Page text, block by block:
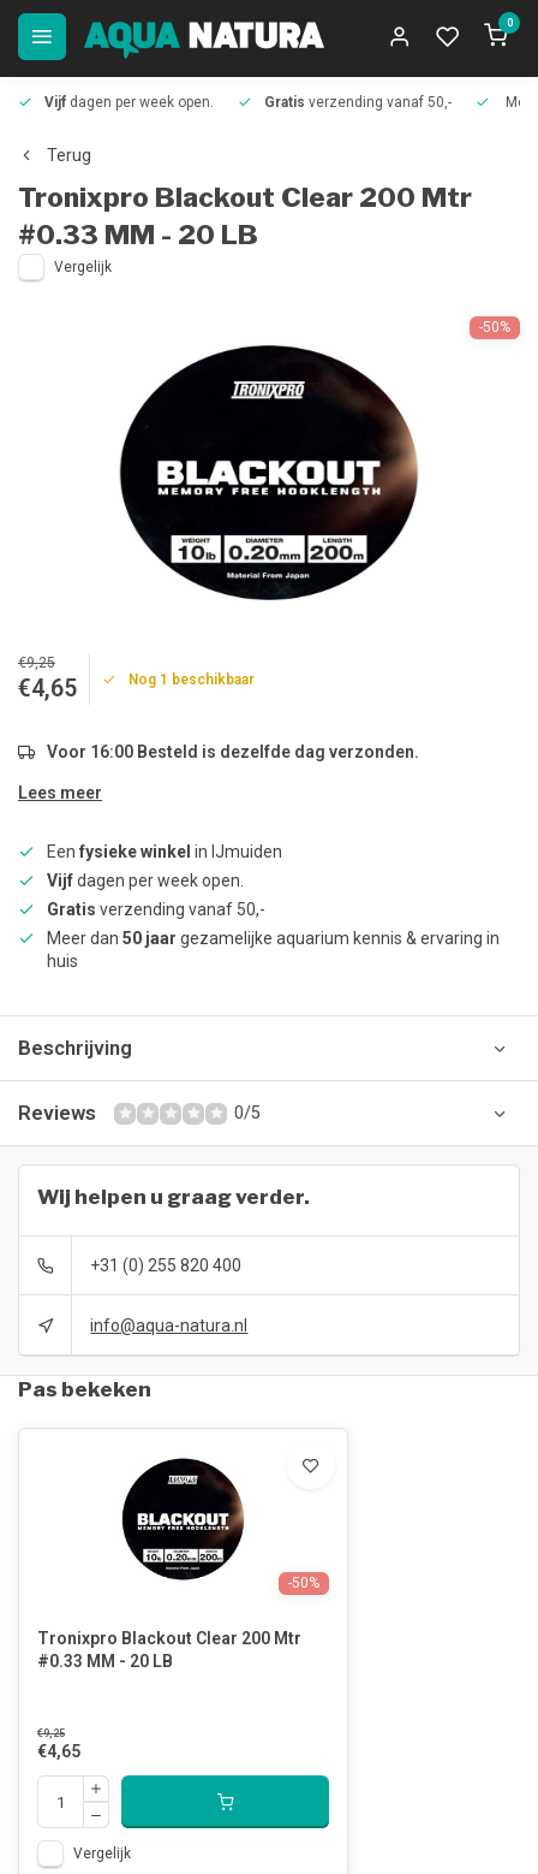
0
Vijf dagen per week open. Gratis verzending vanaf 50,-
Terug
Tronixpro Blackout Clear 200 Mtr
#0.33 MM - 20 LB
Vergelijk
-50%
€9,25
€4,65 Nog 1 beschikbaar
Voor 16:00 Besteld is dezelfde dag verzonden.
Lees meer
Een fysieke winkel in IJmuiden
Vijfdagen per week open.
Gratis verzending vanaf 50,-
Meer dan 50 jaar gezamelijke aquarium kennis & ervaring in
huis
Beschrijving
Reviews 0/5
Wij helpen u graag verder.
+31 (0) 255 820 400
info@aqua-natura.nl
Pas bekeken
-50%
Tronixpro Blackout Clear 200 Mtr
#0.33 MM - 20 LB
€9,25
€4,65
Vergelijk